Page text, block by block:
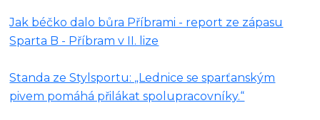
Jak béčko dalo bůra Příbrami - report ze zápasu
Sparta B - Příbram v II. lize
Standa ze Stylsportu: „Lednice se sparťanským
pivem pomáhá přilákat spolupracovníky.“